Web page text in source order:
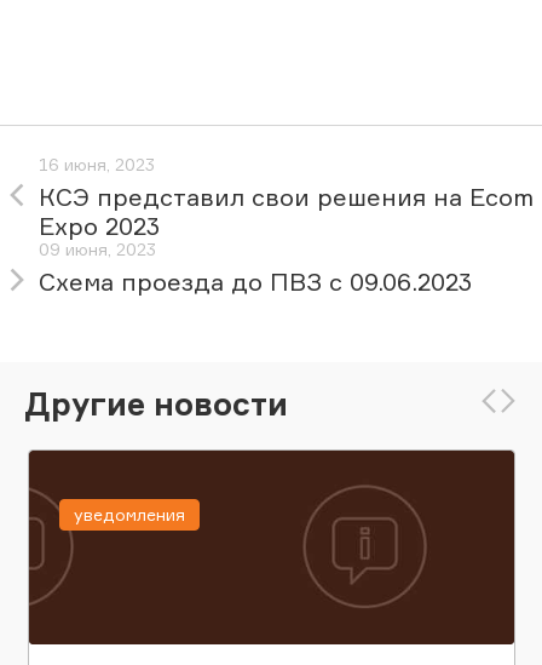
16 июня, 2023
КСЭ представил свои решения на Ecom
Expo 2023
09 июня, 2023
Схема проезда до ПВЗ с 09.06.2023
Другие новости
уведомления